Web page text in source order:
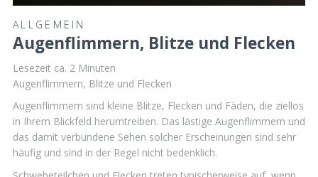
ALLGEMEIN
Augenflimmern, Blitze und Flecken
Lesezeit ca. 2 Minuten
Augenflimmern, Blitze und Flecken
Augenflimmern sind kleine Blitze, Flecken und Fäden, die ziellos
in Ihrem Blickfeld herumtreiben. Das lästige Augenflimmern und
das damit verbundene Sehen solcher Erscheinungen sind sehr
häufig und sind in der Regel nicht bedenklich.